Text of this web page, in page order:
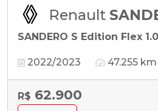
Renault
SANDERO S Edition Flex
2022/2023 47.255 km
R$ 62.900